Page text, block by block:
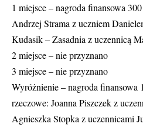
1 miejsce – nagroda finansowa
Andrzej Strama z uczniem
Kudasik – Zasadnia z uczennicą
2 miejsce – nie przyznano
3 miejsce – nie przyznano
Wyróżnienie – nagroda finansowa
rzeczowe: Joanna Piszczek z
Agnieszka Stopka z uczennicami